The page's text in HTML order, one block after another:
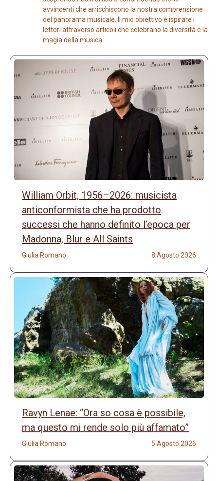
avvincenti che arricchiscono la nostra comprensione
del panorama musicale. Il mio obiettivo è ispirare i
lettori attraverso articoli che celebrano la diversità e la
magia della musica.
William Orbit, 1956–2026: musicista
anticonformista che ha prodotto
successi che hanno definito l’epoca per
Madonna, Blur e All Saints
Giulia Romano 8 Agosto 2026
Ravyn Lenae: “Ora so cosa è possibile,
ma questo mi rende solo più affamato”
Giulia Romano 5 Agosto 2026